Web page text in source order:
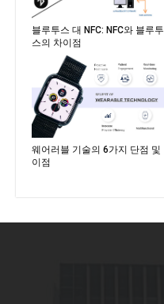
블루투스 대 NFC: NFC와 블루투
스의 차이점
웨어러블 기술의 6가지 단점 및
이점